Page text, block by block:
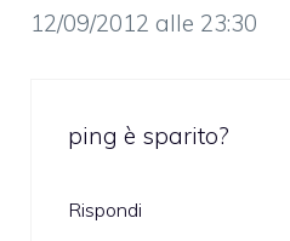
12/09/2012 alle 23:30
ping è sparito?
Rispondi